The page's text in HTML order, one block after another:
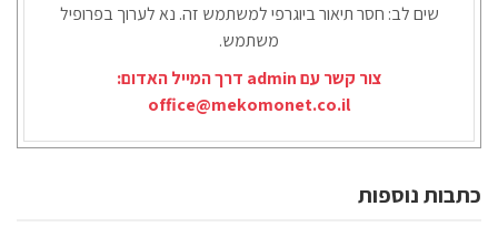
שים לב: חסר תיאור ביוגרפי למשתמש זה. נא לערוך בפרופיל
משתמש.
צור קשר עם admin דרך המייל האדום:
office@mekomonet.co.il
כתבות נוספות